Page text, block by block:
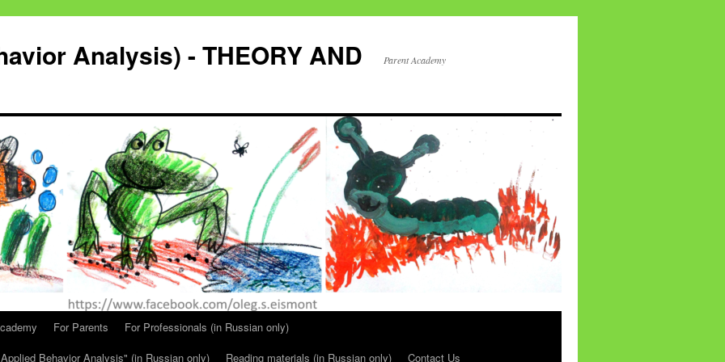
Analysis) - THEORY AND
Parent Academy
For Parents
For Professionals (in Russian only)
Behavior Analysis" (in Russian only)
Reading materials (in Russian only)
Contact Us